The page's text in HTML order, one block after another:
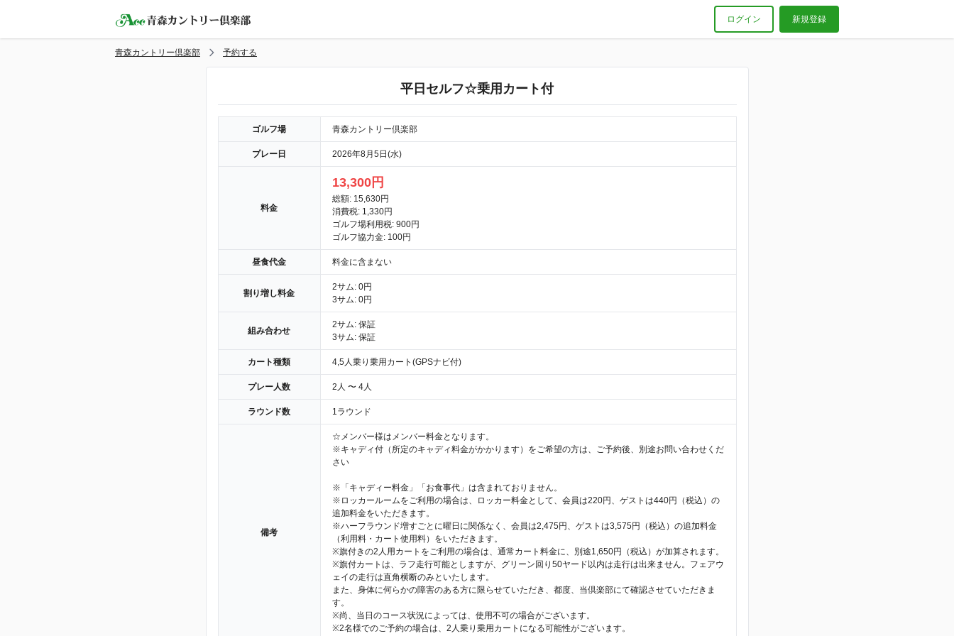
ログイン 新規登録
青森カントリー倶楽部 予約する
平日セルフ☆乗用カート付
ゴルフ場 青森カントリー倶楽部
プレー日 2026年8月5日(水)
料金
13,300円
総額: 15,630円
消費税: 1,330円
ゴルフ場利用税: 900円
ゴルフ協力金: 100円
昼食代金 料金に含まない
割り増し料金
2サム: 0円
3サム: 0円
組み合わせ
2サム: 保証
3サム: 保証
カート種類 4,5人乗り乗用カート(GPSナビ付)
プレー人数 2人 〜 4人
ラウンド数 1ラウンド
備考
☆メンバー様はメンバー料金となります。
※キャディ付（所定のキャディ料金がかかります）をご希望の方は、ご予約後、別途お問い合わせくだ
さい
※「キャディー料金」「お食事代」は含まれておりません。
※ロッカールームをご利用の場合は、ロッカー料金として、会員は220円、ゲストは440円（税込）の
追加料金をいただきます。
※ハーフラウンド増すごとに曜日に関係なく、会員は2,475円、ゲストは3,575円（税込）の追加料金
（利用料・カート使用料）をいただきます。
※旗付きの2人用カートをご利用の場合は、通常カート料金に、別途1,650円（税込）が加算されます。
※旗付カートは、ラフ走行可能としますが、グリーン回り50ヤード以内は走行は出来ません。フェアウ
ェイの走行は直角横断のみといたします。
また、身体に何らかの障害のある方に限らせていただき、都度、当倶楽部にて確認させていただきま
す。
※尚、当日のコース状況によっては、使用不可の場合がございます。
※2名様でのご予約の場合は、2人乗り乗用カートになる可能性がございます。